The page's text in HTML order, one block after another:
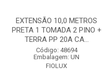
EXTENSÃO 10,0 METROS
PRETA 1 TOMADA 2 PINO +
TERRA PP 20A CA...
Código: 48694
Embalagem: UN
FIOLUX